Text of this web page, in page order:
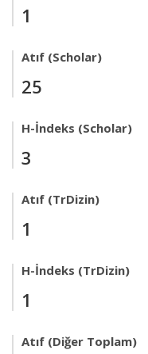
1
Atıf (Scholar)
25
H-İndeks (Scholar)
3
Atıf (TrDizin)
1
H-İndeks (TrDizin)
1
Atıf (Diğer Toplam)